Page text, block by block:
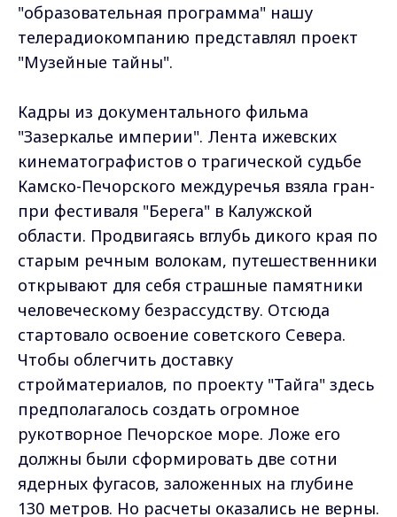
"образовательная программа" нашу
телерадиокомпанию представлял проект
"Музейные тайны".
Кадры из документального фильма
"Зазеркалье империи". Лента ижевских
кинематографистов о трагической судьбе
Камско-Печорского междуречья взяла гран-
при фестиваля "Берега" в Калужской
области. Продвигаясь вглубь дикого края по
старым речным волокам, путешественники
открывают для себя страшные памятники
человеческому безрассудству. Отсюда
стартовало освоение советского Севера.
Чтобы облегчить доставку
стройматериалов, по проекту "Тайга" здесь
предполагалось создать огромное
рукотворное Печорское море. Ложе его
должны были сформировать две сотни
ядерных фугасов, заложенных на глубине
130 метров. Но расчеты оказались не верны.